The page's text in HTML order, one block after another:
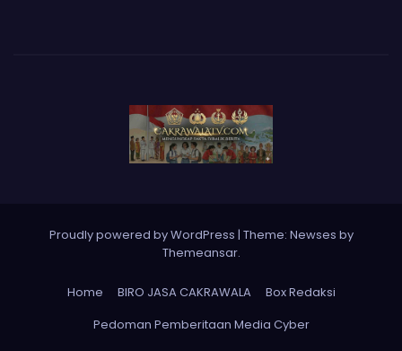
Proudly powered by WordPress | Theme: Newses by
Themeansar.
Home BIRO JASA CAKRAWALA
Box Redaksi
Pedoman Pemberitaan Media Cyber